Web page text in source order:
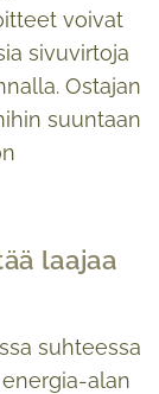
voivat
sivuvirtoja
Ostajan
suuntaan
laajaa
suhteessa
alan